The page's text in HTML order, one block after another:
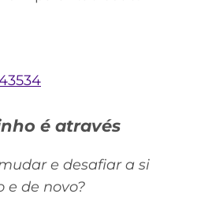
é através
e desafiar a si
e de novo?